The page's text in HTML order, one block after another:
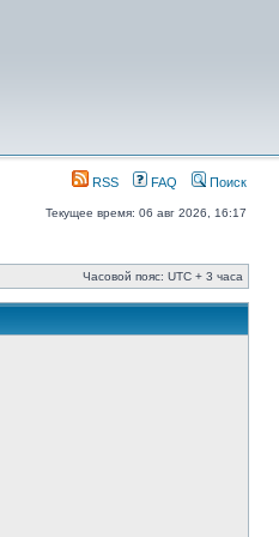
RSS FAQ Поиск
Текущее время: 06 авг 2026, 16:17
Часовой пояс: UTC + 3 часа